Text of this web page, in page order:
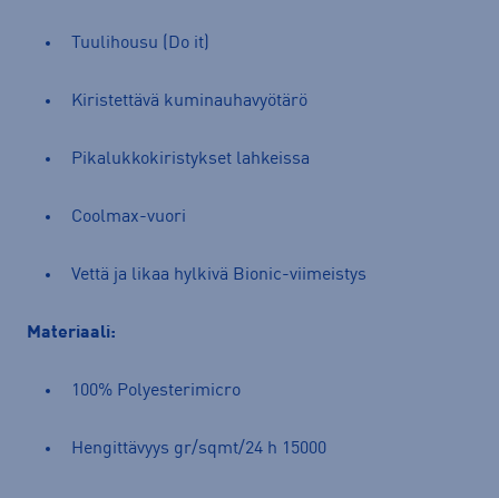
Tuulihousu (Do it)
Kiristettävä kuminauhavyötärö
Pikalukkokiristykset lahkeissa
Coolmax-vuori
Vettä ja likaa hylkivä Bionic-viimeistys
Materiaali:
100% Polyesterimicro
Hengittävyys gr/sqmt/24 h 15000